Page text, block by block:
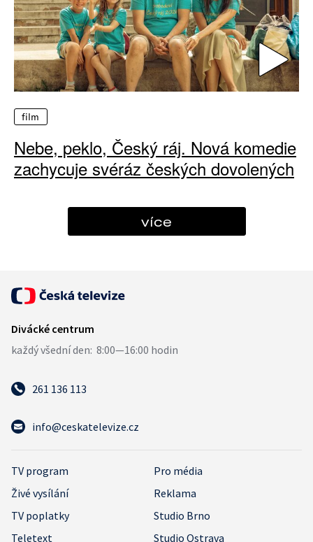
film
Nebe, peklo, Český ráj. Nová komedie
zachycuje svéráz českých dovolených
více
261 136 113
info@ceskatelevize.cz
TV program
Pro média
Živé vysílání
Reklama
TV poplatky
Studio Brno
Teletext
Studio Ostrava